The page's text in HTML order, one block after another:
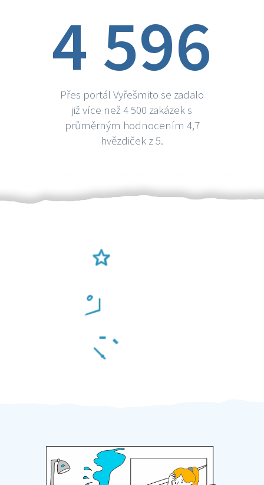
4 596
Přes portál Vyřešmito se zadalo
již více než 4 500 zakázek s
průměrným hodnocením 4,7
hvězdiček z 5.